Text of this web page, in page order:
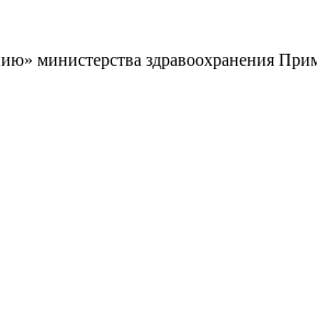
министерства здравоохранения